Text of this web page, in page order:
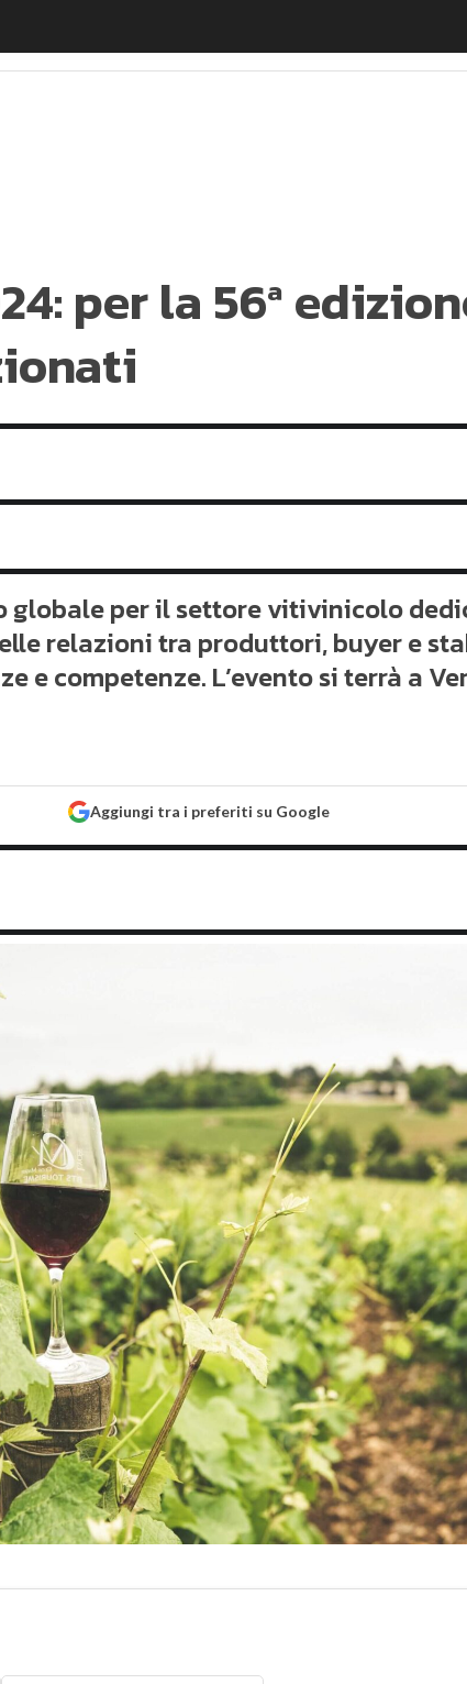
per la 56ª
globale per il settore vitivinicolo
relazioni tra produttori, buyer e
e competenze. L’evento si terrà a
Aggiungi tra i preferiti su Google